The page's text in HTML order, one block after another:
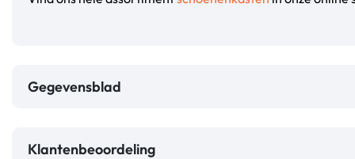
Gegevensblad
Klantenbeoordeling